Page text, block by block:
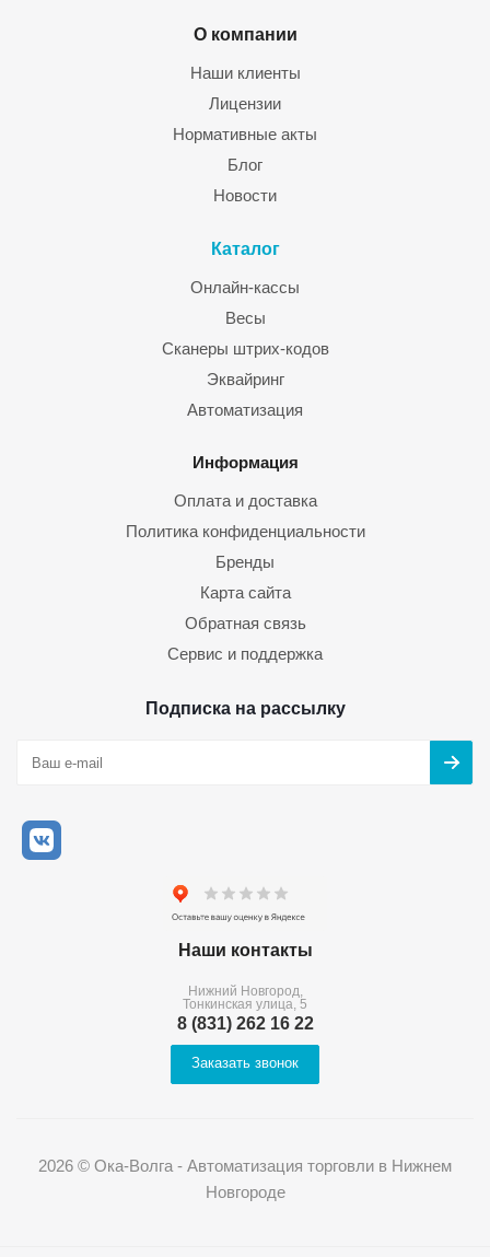
О компании
Наши клиенты
Лицензии
Нормативные акты
Блог
Новости
Каталог
Онлайн-кассы
Весы
Сканеры штрих-кодов
Эквайринг
Автоматизация
Информация
Оплата и доставка
Политика конфиденциальности
Бренды
Карта сайта
Обратная связь
Сервис и поддержка
Подписка на рассылку
Наши контакты
Нижний Новгород,
Тонкинская улица, 5
8 (831) 262 16 22
Заказать звонок
2026 © Ока-Волга - Автоматизация торговли в Нижнем
Новгороде